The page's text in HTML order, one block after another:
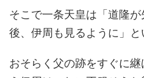
そこで一条天皇は「道隆
後、伊周も見るように」と
おそらく父の跡をすぐに